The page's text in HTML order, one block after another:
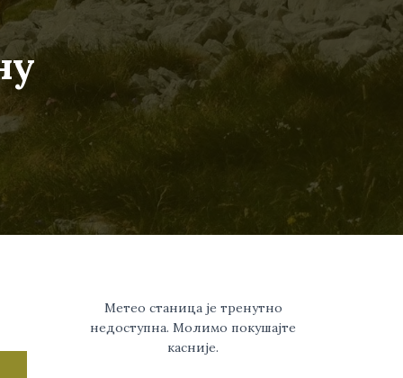
Метео станица је тренутно
недоступна. Молимо покушајте
касније.